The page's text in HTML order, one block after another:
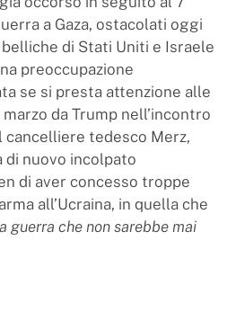
a Gaza, ostacolati oggi
di Stati Uniti e Israele
preoccupazione
se si presta attenzione alle
da Trump nell’incontro
cancelliere tedesco Merz,
di nuovo incolpato
di aver concesso troppe
all’Ucraina, in quella che
guerra che non sarebbe mai